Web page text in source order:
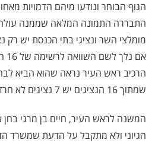
הגוף הבוחר ונודעו מיהם הדמויות
מומלצי השר ונציגי בתי הכנסת יש רק
הרכיב ראש העיר נראה שהוא הביא
שמתוך 16 הנציגים יש 7 נציגים לא חרדיים.
המשנה לראש העיר, חיים בן מרגי בחן
הגיוני ולא מתקבל על הדעת שמשרד